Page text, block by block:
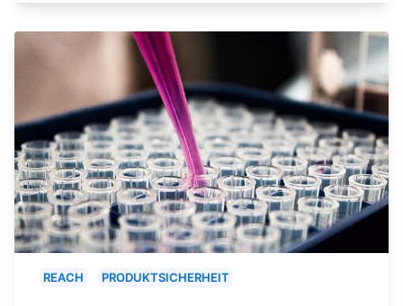
REACH PRODUKTSICHERHEIT